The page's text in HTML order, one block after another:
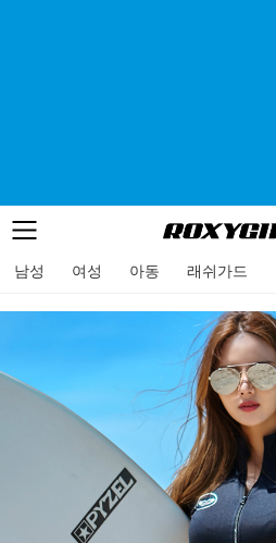
메뉴
로고
남성 여성 아동 래쉬가드